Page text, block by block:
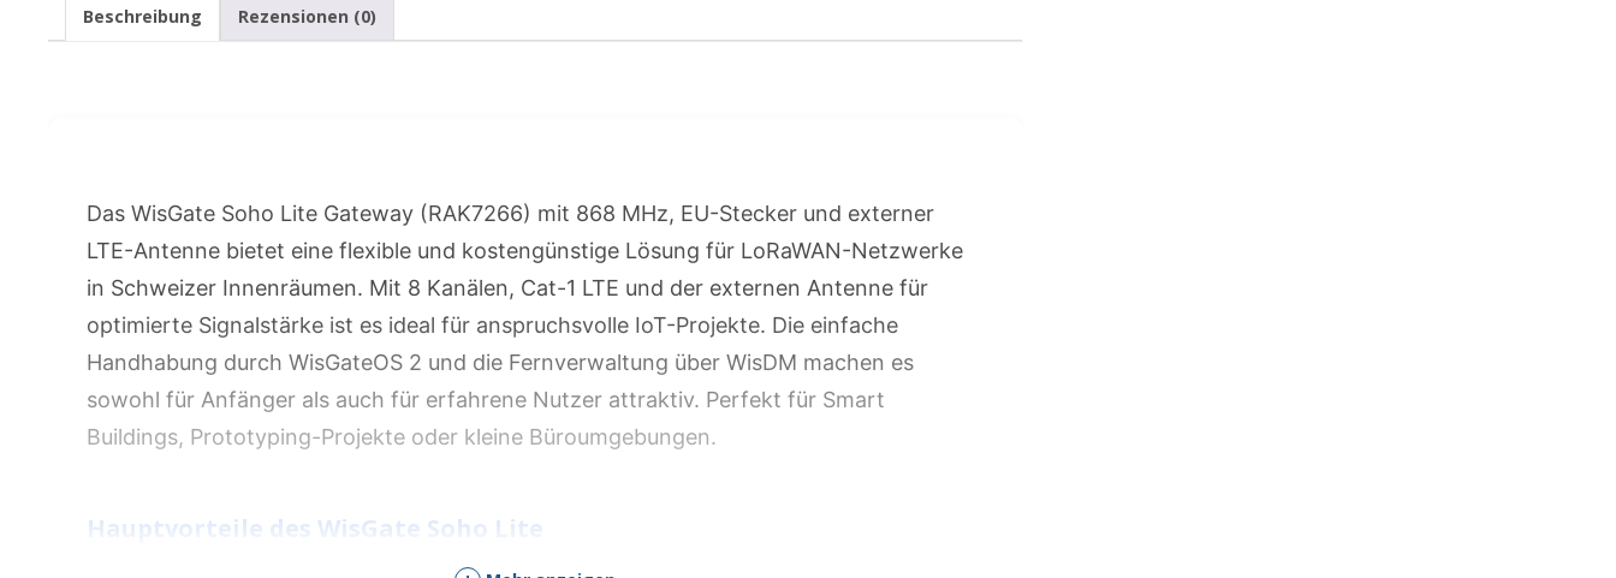
Beschreibung Rezensionen (0)
Das WisGate Soho Lite Gateway (RAK7266) mit 868 MHz, EU-Stecker und externer
LTE-Antenne bietet eine flexible und kostengünstige Lösung für LoRaWAN-Netzwerke
in Schweizer Innenräumen. Mit 8 Kanälen, Cat-1 LTE und der externen Antenne für
optimierte Signalstärke ist es ideal für anspruchsvolle IoT-Projekte. Die einfache
Handhabung durch WisGateOS 2 und die Fernverwaltung über WisDM machen es
sowohl für Anfänger als auch für erfahrene Nutzer attraktiv. Perfekt für Smart
Buildings, Prototyping-Projekte oder kleine Büroumgebungen.
Hauptvorteile des WisGate Soho Lite